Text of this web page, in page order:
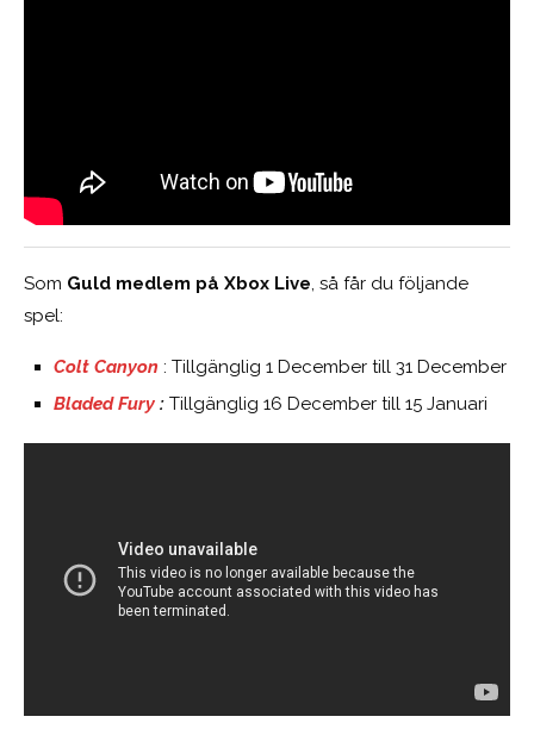
Som Guld medlem på Xbox Live, så får du följande
spel:
Colt Canyon : Tillgänglig 1 December till 31 December
Bladed Fury : Tillgänglig 16 December till 15 Januari